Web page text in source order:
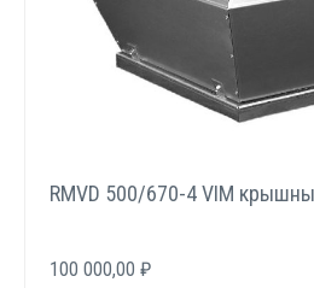
RMVD 500/670-4 VIM
100 000,00 ₽